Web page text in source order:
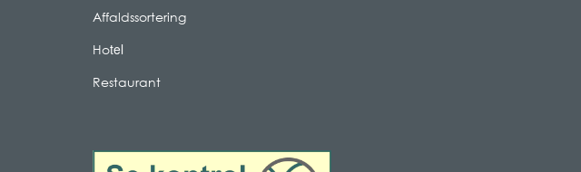
Affaldssortering
Hotel
Restaurant